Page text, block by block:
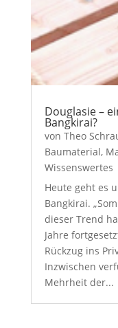
Douglasie –
Bangkirai?
von Theo
Baumaterial,
Wissenswertes
Heute geht es
Bangkirai.
dieser Trend
Jahre
Rückzug ins
Inzwischen
Mehrheit der...